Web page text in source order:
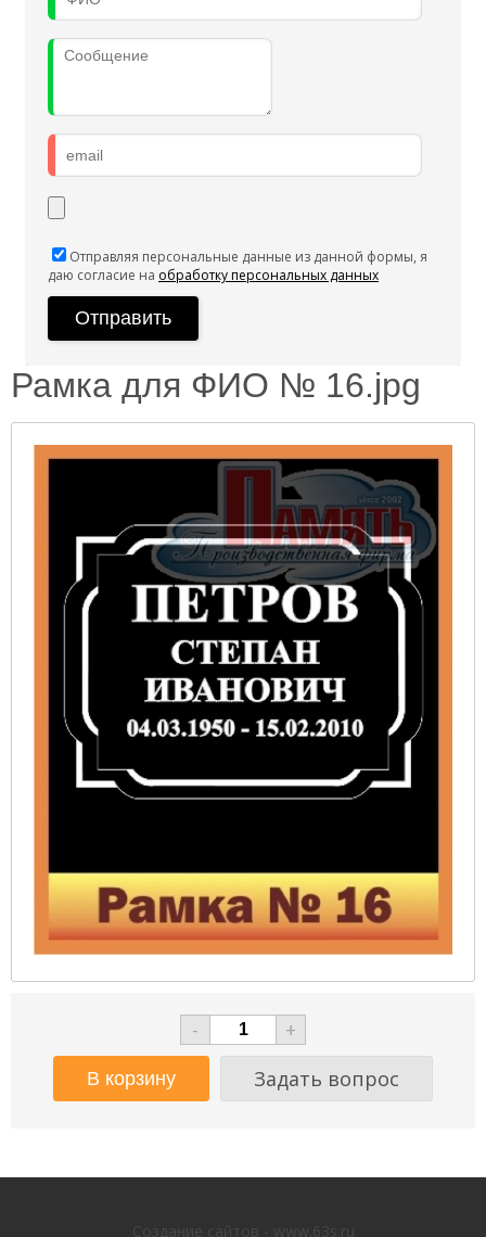
Отправляя персональные данные из данной формы, я
даю согласие на обработку персональных данных
Рамка для ФИО № 16.jpg
-
+
Задать вопрос
Создание сайтов - www.63s.ru